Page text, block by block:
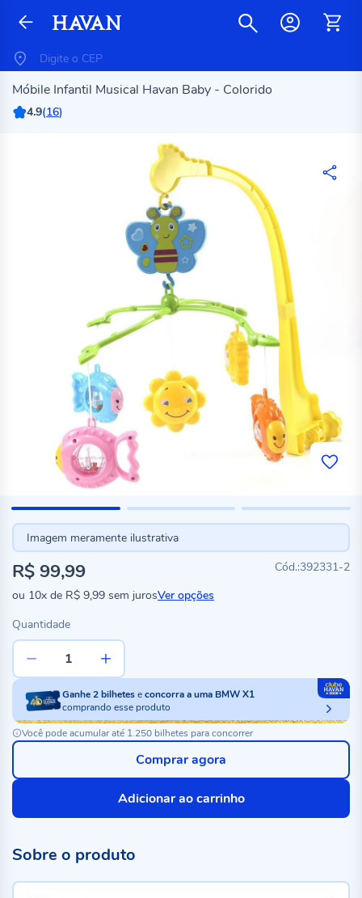
Móbile Infantil Musical Havan Baby - Colorido
4.9(16)
Imagem meramente ilustrativa
392331-2
R$ 99,99
ou 10x de R$ 9,99 sem jurosVer opções
Quantidade
Ganhe2bilheteseconcorra a uma BMW X1
comprando esse produto
Você pode acumular até 1.250 bilhetes para concorrer
Adicionar ao carrinho
Comprar agora
Sobre o produto